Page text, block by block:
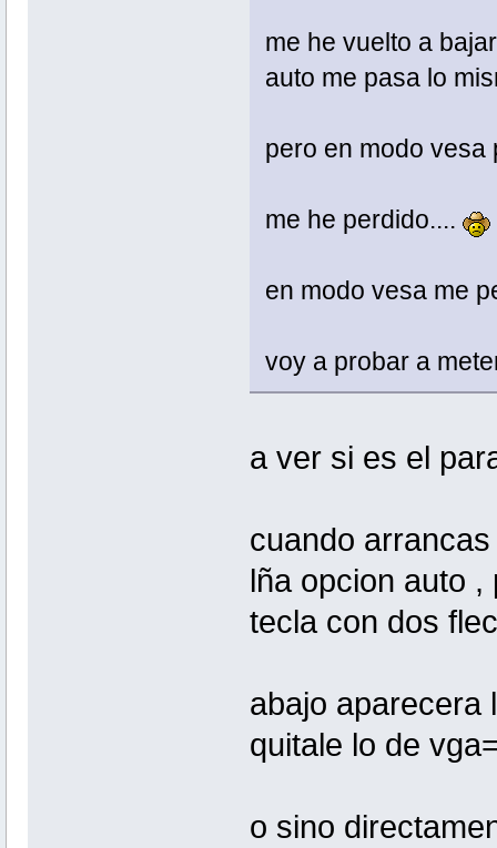
me he vuelto a
auto me pasa lo
pero en modo
me he perdido....
en modo vesa me
voy a probar a
a ver si es el
cuando
lña opcion auto
tecla con dos
abajo aparecera
quitale lo de
o sino